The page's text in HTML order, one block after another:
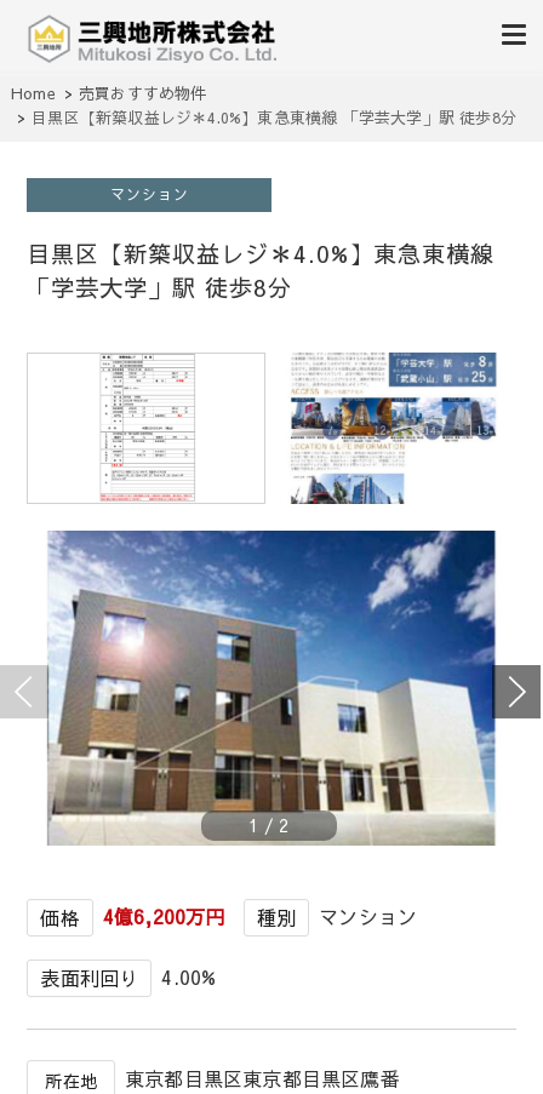
三興地所株式会社
不動産の売買、賃貸、仲介、管理
Home
売買おすすめ物件
目黒区【新築収益レジ＊4.0%】東急東横線 「学芸大学」駅 徒歩8分
マンション
目黒区【新築収益レジ＊4.0%】東急東横線
「学芸大学」駅 徒歩8分
1 / 2
価格 4億6,200万円 種別 マンション
表面利回り 4.00%
所在地 東京都目黒区東京都目黒区鷹番